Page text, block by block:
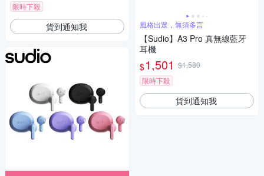
限時下殺
貨到通知我 風格出眾，無須多言
【Sudio】A3 Pro 真無線藍牙
耳機
$1,501 $1,580
限時下殺
貨到通知我